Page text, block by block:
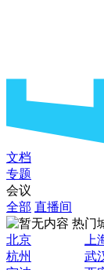
文档
专题
会议
全部 直播间
热门
北京
上
杭州
武